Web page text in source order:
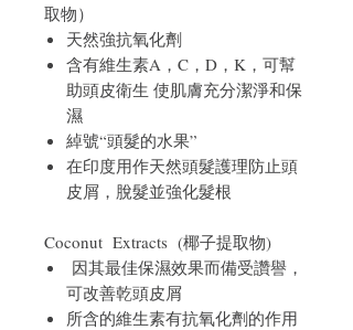
取物）
天然強抗氧化劑
含有維生素A，C，D，K，可幫
助頭皮衛生 使肌膚充分潔淨和保
濕
綽號“頭髮的水果”
在印度用作天然頭髮護理防止頭
皮屑，脫髮並強化髮根
Coconut Extracts (椰子提取物)
因其最佳保濕效果而備受讚譽，
可改善乾頭皮屑
所含的維生素有抗氧化劑的作用